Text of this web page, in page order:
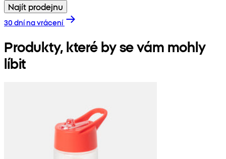
Najít prodejnu
30 dní na vrácení
Produkty, které by se vám mohly
líbit